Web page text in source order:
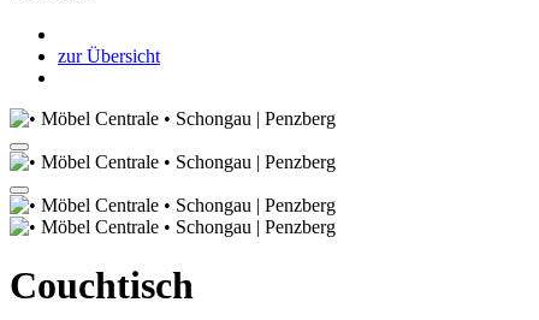
zur Übersicht
Couchtisch